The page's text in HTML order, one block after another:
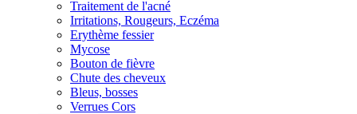
Traitement de l'acné
Irritations, Rougeurs, Eczéma
Erythème fessier
Mycose
Bouton de fièvre
Chute des cheveux
Bleus, bosses
Verrues Cors